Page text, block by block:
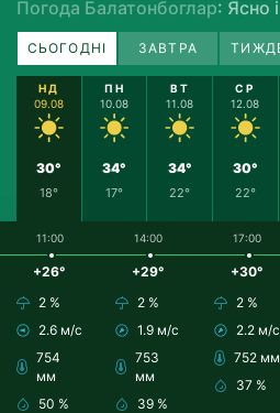
Погода Балатонбоглар: Ясно
СЬОГОДНІ ЗАВТРА
НД
09.08
30°
18°
ПН
10.08
34°
17°
ВТ
11.08
34°
22°
СР
12.08
30°
22°
11:00
+26°
2 %
2.6 м/с
754
мм
50 %
14:00
+29°
2 %
1.9 м/с
753
мм
39 %
17:00
+30°
2 %
2.2 м/с
752 мм
37 %